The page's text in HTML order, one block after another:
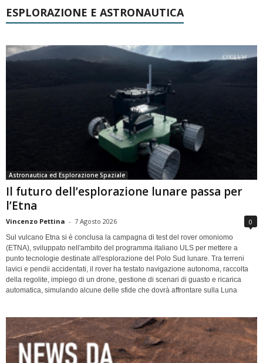
ESPLORAZIONE E ASTRONAUTICA
Astronautica ed Esplorazione Spaziale
Il futuro dell’esplorazione lunare passa per
l’Etna
Vincenzo Pettina - 7 Agosto 2026 0
Sul vulcano Etna si è conclusa la campagna di test del rover omoniomo
(ETNA), sviluppato nell'ambito del programma italiano ULS per mettere a
punto tecnologie destinate all'esplorazione del Polo Sud lunare. Tra terreni
lavici e pendii accidentati, il rover ha testato navigazione autonoma, raccolta
della regolite, impiego di un drone, gestione di scenari di guasto e ricarica
automatica, simulando alcune delle sfide che dovrà affrontare sulla Luna